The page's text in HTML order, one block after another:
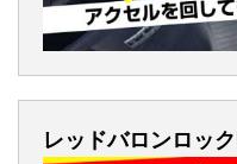
レッドバロンロッ